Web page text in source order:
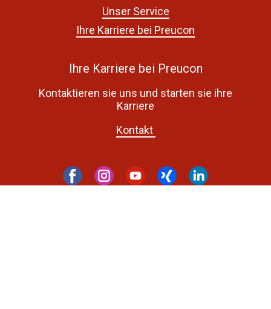
Unser Service
Ihre Karriere bei Preucon
Ihre Karriere bei Preucon
Kontaktieren sie uns und starten sie ihre
Karriere
Kontakt